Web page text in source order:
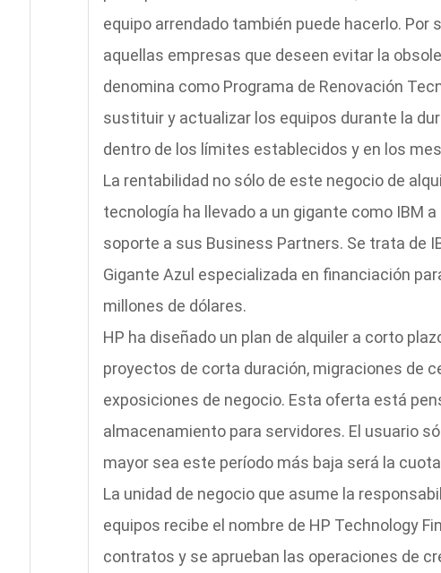
equipo arrendado también puede hacerlo.
aquellas empresas que deseen evitar la
denomina como Programa de Renovación
sustituir y actualizar los equipos durante la
dentro de los límites establecidos y en los
La rentabilidad no sólo de este negocio de
tecnología ha llevado a un gigante como IBM
soporte a sus Business Partners. Se trata de
Gigante Azul especializada en financiación
millones de dólares.
HP ha diseñado un plan de alquiler a corto
proyectos de corta duración, migraciones de
exposiciones de negocio. Esta oferta está
almacenamiento para servidores. El usuario
mayor sea este período más baja será la
La unidad de negocio que asume la
equipos recibe el nombre de HP Technology
contratos y se aprueban las operaciones de